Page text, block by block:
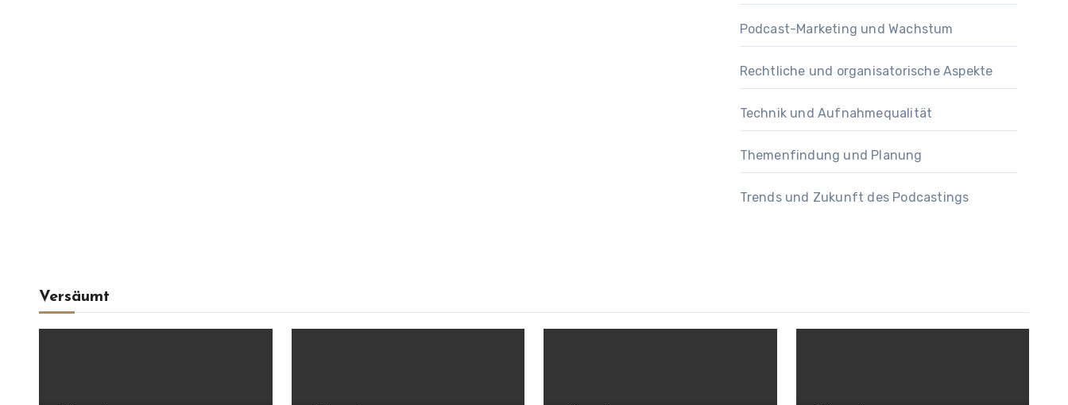
Podcast-Marketing und Wachstum
Rechtliche und organisatorische Aspekte
Technik und Aufnahmequalität
Themenfindung und Planung
Trends und Zukunft des Podcastings
Versäumt